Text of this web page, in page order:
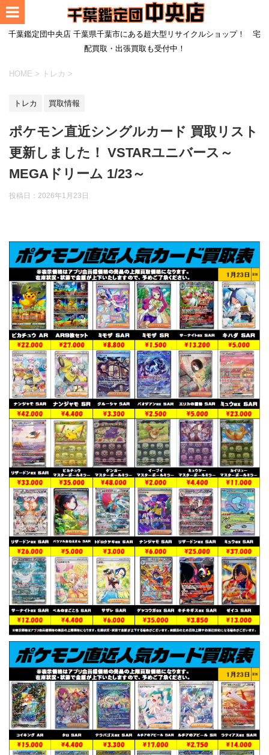
千葉鑑定団中央店 千葉県千葉市にある超大型リサイクルショップ！ 宅
配買取・出張買取も受付中！
HOME > トレカ >
トレカ 買取情報
ポケモン直近シングルカード 買取リスト
更新しました！ VSTARユニバース～
MEGAドリーム 1/23～
投稿日： 2026年1月23日